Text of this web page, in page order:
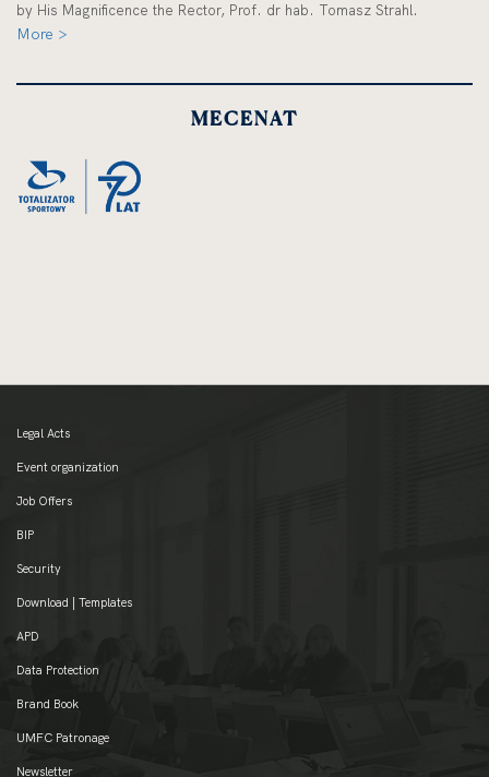
by His Magnificence the Rector, Prof. dr hab. Tomasz Strahl.
More >
MECENAT
Legal Acts
Event organization
Job Offers
BIP
Security
Download | Templates
APD
Data Protection
Brand Book
UMFC Patronage
Newsletter